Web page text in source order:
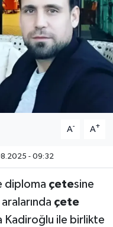
A- A+
- 09:32
diploma çetesine
çete
Kadiroğlu ile birlikte